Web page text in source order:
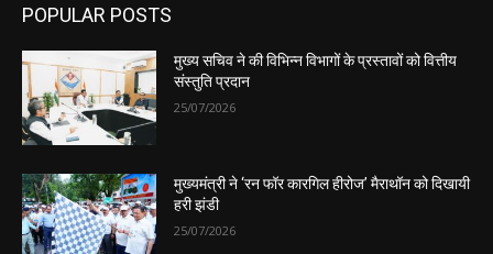
POPULAR POSTS
मुख्य सचिव ने की विभिन्न विभागों के प्रस्तावों को वित्तीय
संस्तुति प्रदान
25/07/2026
मुख्यमंत्री ने ‘रन फॉर कारगिल हीरोज’ मैराथॉन को दिखायी
हरी झंडी
25/07/2026